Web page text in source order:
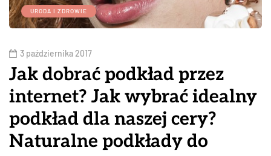
URODA I ZDROWIE
3 października 2017
Jak dobrać podkład przez
internet? Jak wybrać idealny
podkład dla naszej cery?
Naturalne podkłady do